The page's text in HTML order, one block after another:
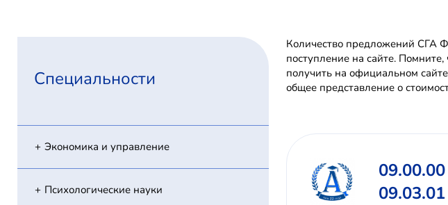
Специальности
Экономика и управление
Психологические науки
Количество предложений СГА
поступление на сайте.
получить на официальном
общее представление о